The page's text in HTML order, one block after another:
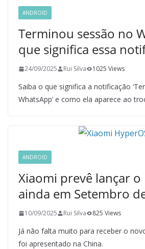
ANDROID
Terminou sessão no
que significa essa
24/09/2025 Rui Silva 1025 Views
Saiba o que significa a notificação
WhatsApp’ e como ela aparece ao
ANDROID
Xiaomi prevê lançar o
ainda em Setembro
10/09/2025 Rui Silva 825 Views
Já não falta muito para receber o
foi apresentado na China.